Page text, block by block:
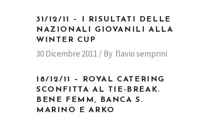
31/12/11 – I RISULTATI DELLE
NAZIONALI GIOVANILI ALLA
WINTER CUP
30 Dicembre 2011 By flavio semprini
18/12/11 – ROYAL CATERING
SCONFITTA AL TIE-BREAK.
BENE FEMM, BANCA S.
MARINO E ARKO